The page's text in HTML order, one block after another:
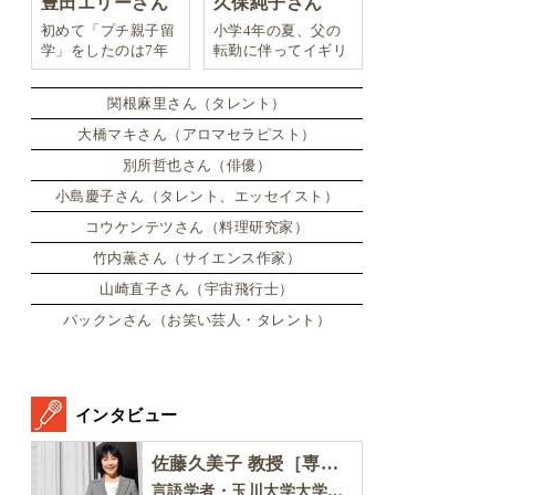
初めて「プチ親子留
学」をしたのは7年
前。娘は2週間ロン
ドンのサマースクー
ルに通い、英語劇に
挑戦したり、
小学4年の夏、父の
転勤に伴ってイギリ
スに引っ越した。
関根麻里さん（タレント）
大橋マキさん（アロマセラピスト）
別所哲也さん（俳優）
小島慶子さん（タレント、エッセイスト）
コウケンテツさん（料理研究家）
竹内薫さん（サイエンス作家）
山崎直子さん（宇宙飛行士）
パックンさん（お笑い芸人・タレント）
インタビュー
佐藤久美子 教授［専門家インタビュー］
言語学者・玉川大学大学院教育学研究科 教授・NHK「えいごであそぼ」総合指導